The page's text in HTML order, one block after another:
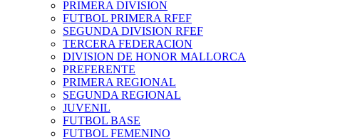
PRIMERA DIVISION
FUTBOL PRIMERA RFEF
SEGUNDA DIVISION RFEF
TERCERA FEDERACION
DIVISION DE HONOR MALLORCA
PREFERENTE
PRIMERA REGIONAL
SEGUNDA REGIONAL
JUVENIL
FUTBOL BASE
FUTBOL FEMENINO